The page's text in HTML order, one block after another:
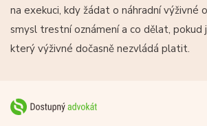
na exekuci, kdy žádat o náhradní výživné
smysl trestní oznámení a co dělat, pokud
který výživné dočasně nezvládá platit.